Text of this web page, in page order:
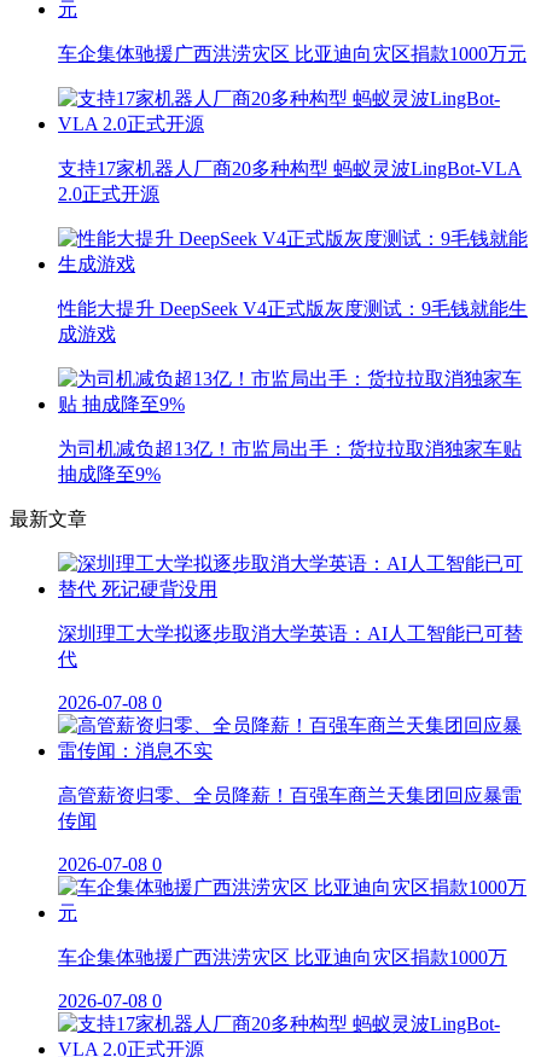
车企集体驰援广西洪涝灾区 比亚迪向灾区捐款1000万元
支持17家机器人厂商20多种构型 蚂蚁灵波LingBot-VLA
2.0正式开源
性能大提升 DeepSeek V4正式版灰度测试：9毛钱就能生
成游戏
为司机减负超13亿！市监局出手：货拉拉取消独家车贴
抽成降至9%
最新文章
深圳理工大学拟逐步取消大学英语：AI人工智能已可替
代
2026-07-08 0
高管薪资归零、全员降薪！百强车商兰天集团回应暴雷
传闻
2026-07-08 0
车企集体驰援广西洪涝灾区 比亚迪向灾区捐款1000万
2026-07-08 0